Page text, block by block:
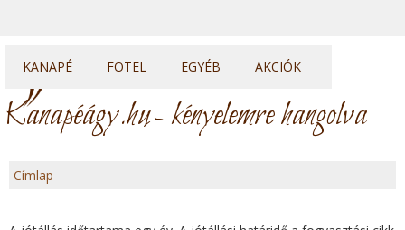
Kanapéágy.hu- kényelemre hangolva
KANAPÉ
Kanapék
Sarok kanapék
Elemes kanapék
FOTEL
Fotelek
Fotelágyak
EGYÉB
Heverők
Franciaágyak
AKCIÓK
Címlap